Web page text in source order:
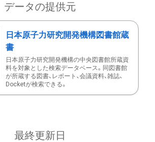
データの提供元
日本原子力研究開発機構図書館蔵
書
日本原子力研究開発機構の中央図書館所蔵資
料を対象とした検索データベース。同図書館
が所蔵する図書、レポート、会議資料、雑誌、
Docketが検索できる。
最終更新日